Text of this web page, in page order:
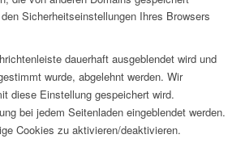
Sicherheitseinstellungen Ihres Browsers
dauerhaft ausgeblendet wird und
wurde, abgelehnt werden. Wir
diese Einstellung gespeichert wird.
bei jedem Seitenladen eingeblendet werden.
Cookies zu aktivieren/deaktivieren.